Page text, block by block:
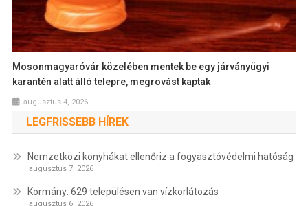
Mosonmagyaróvár közelében mentek be egy járványügyi
karantén alatt álló telepre, megrovást kaptak
augusztus 4, 2026
LEGFRISSEBB HÍREK
Nemzetközi konyhákat ellenőriz a fogyasztóvédelmi hatóság
augusztus 7, 2026
Kormány: 629 településen van vízkorlátozás
augusztus 6, 2026